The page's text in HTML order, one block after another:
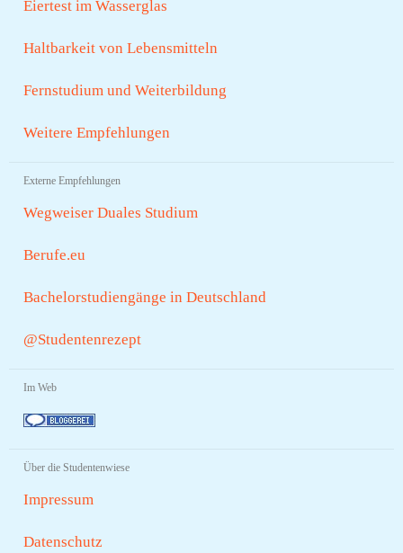
Eiertest im Wasserglas
Haltbarkeit von Lebensmitteln
Fernstudium und Weiterbildung
Weitere Empfehlungen
Externe Empfehlungen
Wegweiser Duales Studium
Berufe.eu
Bachelorstudiengänge in Deutschland
@Studentenrezept
Im Web
Über die Studentenwiese
Impressum
Datenschutz